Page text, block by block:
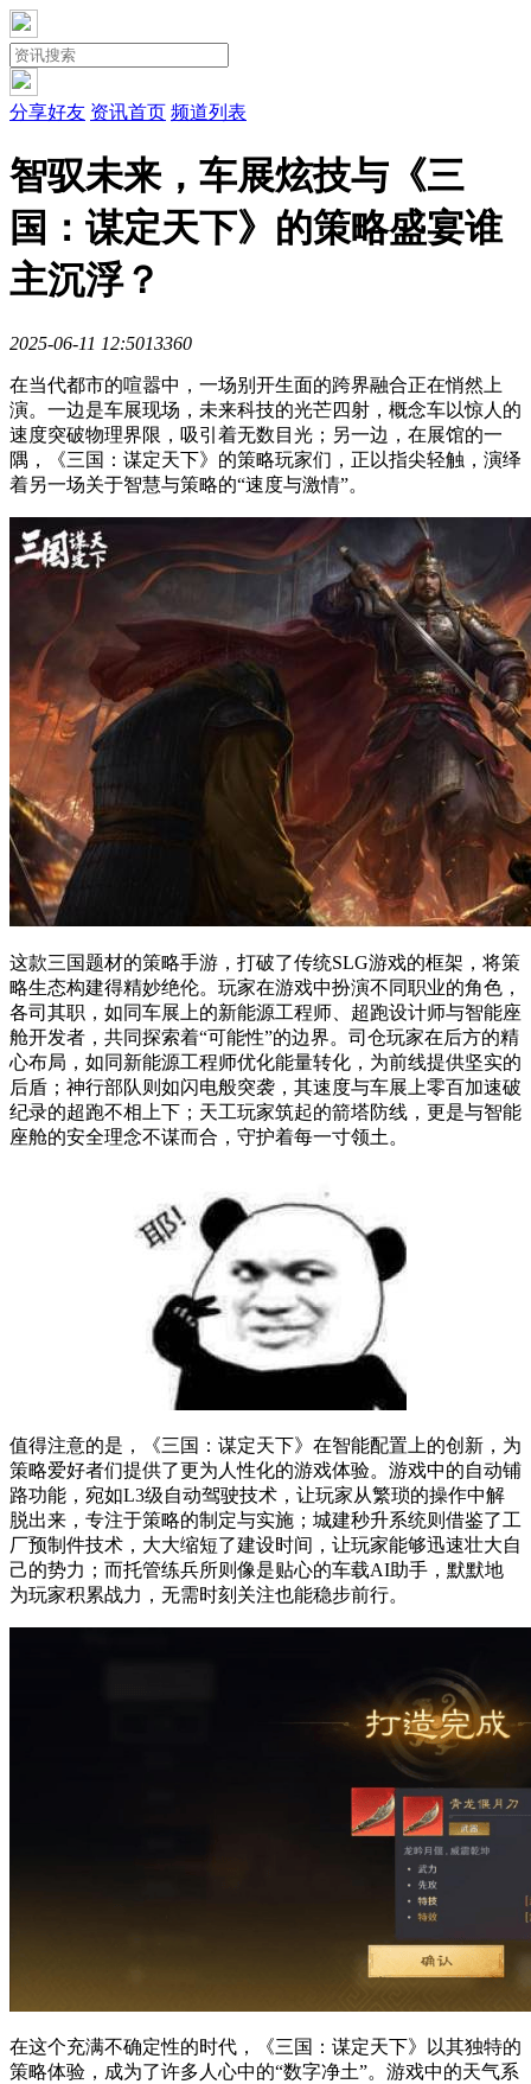
分享好友 资讯首页 频道列表
智驭未来，车展炫技与《三
国：谋定天下》的策略盛宴谁
主沉浮？
2025-06-11 12:5013360
在当代都市的喧嚣中，一场别开生面的跨界融合正在悄然上
演。一边是车展现场，未来科技的光芒四射，概念车以惊人的
速度突破物理界限，吸引着无数目光；另一边，在展馆的一
隅，《三国：谋定天下》的策略玩家们，正以指尖轻触，演绎
着另一场关于智慧与策略的“速度与激情”。
这款三国题材的策略手游，打破了传统SLG游戏的框架，将策
略生态构建得精妙绝伦。玩家在游戏中扮演不同职业的角色，
各司其职，如同车展上的新能源工程师、超跑设计师与智能座
舱开发者，共同探索着“可能性”的边界。司仓玩家在后方的精
心布局，如同新能源工程师优化能量转化，为前线提供坚实的
后盾；神行部队则如闪电般突袭，其速度与车展上零百加速破
纪录的超跑不相上下；天工玩家筑起的箭塔防线，更是与智能
座舱的安全理念不谋而合，守护着每一寸领土。
值得注意的是，《三国：谋定天下》在智能配置上的创新，为
策略爱好者们提供了更为人性化的游戏体验。游戏中的自动铺
路功能，宛如L3级自动驾驶技术，让玩家从繁琐的操作中解
脱出来，专注于策略的制定与实施；城建秒升系统则借鉴了工
厂预制件技术，大大缩短了建设时间，让玩家能够迅速壮大自
己的势力；而托管练兵所则像是贴心的车载AI助手，默默地
为玩家积累战力，无需时刻关注也能稳步前行。
在这个充满不确定性的时代，《三国：谋定天下》以其独特的
策略体验，成为了许多人心中的“数字净土”。游戏中的天气系